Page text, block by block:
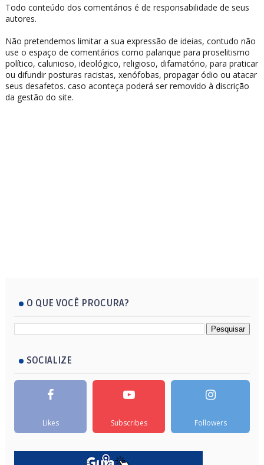
Todo conteúdo dos comentários é de responsabilidade de seus
autores.
Não pretendemos limitar a sua expressão de ideias, contudo não
use o espaço de comentários como palanque para proselitismo
político, calunioso, ideológico, religioso, difamatório, para praticar
ou difundir posturas racistas, xenófobas, propagar ódio ou atacar
seus desafetos. caso aconteça poderá ser removido à discrição
da gestão do site.
O QUE VOCÊ PROCURA?
SOCIALIZE
Likes Subscribes Followers